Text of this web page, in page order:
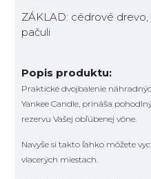
ZÁKLAD: cédrové
pačuli
Popis produktu:
Praktické dvojbalenie
Yankee Candle, prináša
rezervu Vašej obľúbenej vône.
Navyše si takto ľahko môžete
viacerých miestach.